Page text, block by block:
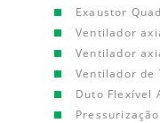
Exaustor
Ventilador
Ventilador
Ventilador de
Duto Flexível